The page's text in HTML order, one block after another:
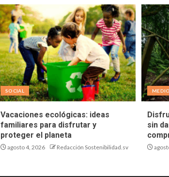
SOCIAL
Vacaciones ecológicas: ideas
familiares para disfrutar y
proteger el planeta
agosto 4, 2026 Redacción Sostenibilidad.sv
sin